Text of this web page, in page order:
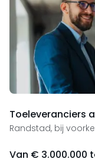
Toeleveranciers
Randstad, bij
Van € 3.000.000